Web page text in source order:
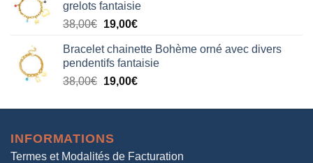
était :
38,00€.
est :
19,00€.
grelots fantaisie
38,00€ Le
initial
était :
38,00€.
19,00€Le
actuel
est :
19,00€.
Bracelet chainette Bohème orné avec divers
pendentifs fantaisie
38,00€ Le
initial
38,00€.
19,00€Le
actuel
INFORMATIONS
Termes et Modalités de Facturation